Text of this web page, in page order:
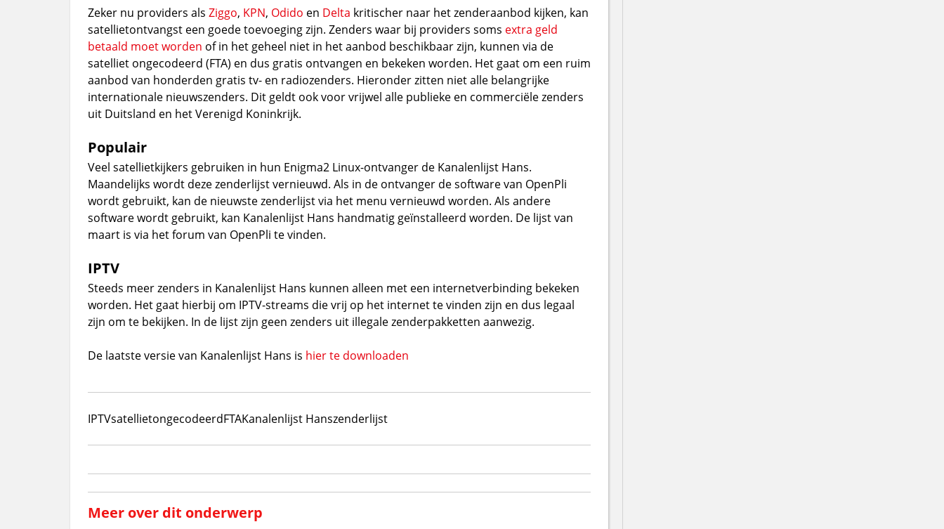
Zeker nu providers als Ziggo, KPN, Odido en Delta kritischer naar het zenderaanbod kijken, kan
satellietontvangst een goede toevoeging zijn. Zenders waar bij providers soms extra geld
betaald moet worden of in het geheel niet in het aanbod beschikbaar zijn, kunnen via de
satelliet ongecodeerd (FTA) en dus gratis ontvangen en bekeken worden. Het gaat om een ruim
aanbod van honderden gratis tv- en radiozenders. Hieronder zitten niet alle belangrijke
internationale nieuwszenders. Dit geldt ook voor vrijwel alle publieke en commerciële zenders
uit Duitsland en het Verenigd Koninkrijk.
Populair
Veel satellietkijkers gebruiken in hun Enigma2 Linux-ontvanger de Kanalenlijst Hans.
Maandelijks wordt deze zenderlijst vernieuwd. Als in de ontvanger de software van OpenPli
wordt gebruikt, kan de nieuwste zenderlijst via het menu vernieuwd worden. Als andere
software wordt gebruikt, kan Kanalenlijst Hans handmatig geïnstalleerd worden. De lijst van
maart is via het forum van OpenPli te vinden.
IPTV
Steeds meer zenders in Kanalenlijst Hans kunnen alleen met een internetverbinding bekeken
worden. Het gaat hierbij om IPTV-streams die vrij op het internet te vinden zijn en dus legaal
zijn om te bekijken. In de lijst zijn geen zenders uit illegale zenderpakketten aanwezig.
De laatste versie van Kanalenlijst Hans is hier te downloaden
IPTVsatellietongecodeerdFTAKanalenlijst Hanszenderlijst
Meer over dit onderwerp